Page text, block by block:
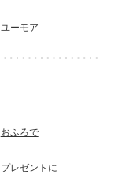
ユーモア
おふろで
プレゼントに